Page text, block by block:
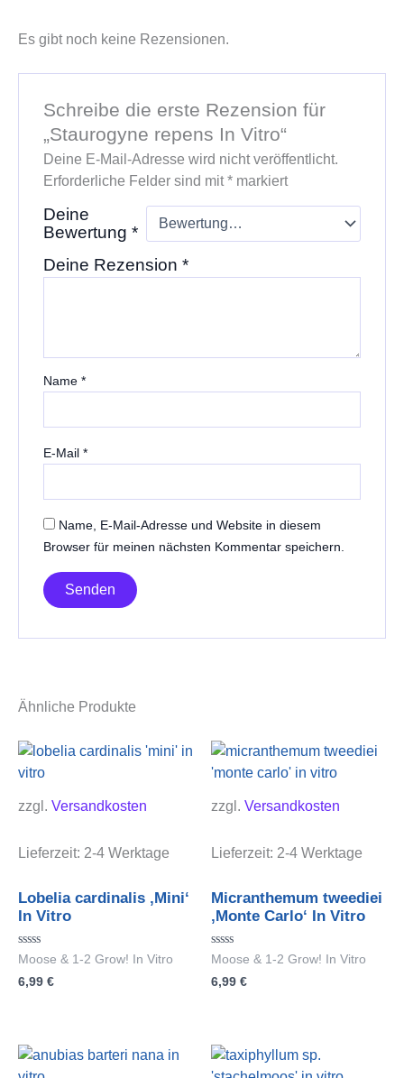
Es gibt noch keine Rezensionen.
Schreibe die erste Rezension für
„Staurogyne repens In Vitro“
Deine E-Mail-Adresse wird nicht veröffentlicht.
Erforderliche Felder sind mit*markiert
Deine
Bewertung *
Deine Rezension *
Name *
E-Mail *
Name, E-Mail-Adresse und Website in diesem
Browser für meinen nächsten Kommentar speichern.
Ähnliche Produkte
zzgl. Versandkosten
Lieferzeit: 2-4 Werktage
Lobelia cardinalis ‚Mini‘
In Vitro
Bewertet
0
Moose & 1-2 Grow! In Vitro
6,99 €
zzgl. Versandkosten
Lieferzeit: 2-4 Werktage
Micranthemum tweediei
‚Monte Carlo‘ In Vitro
Bewertet
0
Moose & 1-2 Grow! In Vitro
6,99 €